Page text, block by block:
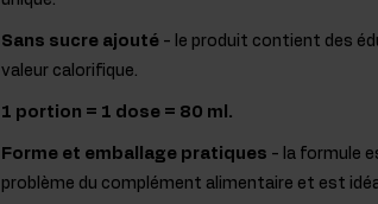
Sans sucre ajouté - le produit contient des
valeur calorifique.
1 portion = 1 dose = 80 ml.
Forme et emballage pratiques - la formule
problème du complément alimentaire et est